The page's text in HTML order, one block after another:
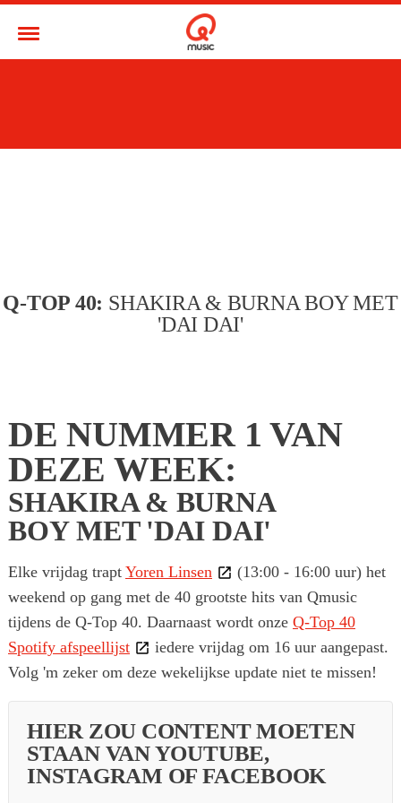
Q-TOP 40: SHAKIRA & BURNA BOY MET
'DAI DAI'
DE NUMMER 1 VAN
DEZE WEEK:
SHAKIRA & BURNA
BOY MET 'DAI DAI'
Elke vrijdag traptYoren Linsen
(13:00 - 16:00 uur) het
weekend op gang met de 40 grootste hits van Qmusic
tijdens de Q-Top 40. Daarnaast wordt onze Q-Top 40
Spotify afspeellijst
iedere vrijdag om 16 uur aangepast.
Volg 'm zeker om deze wekelijkse update niet te missen!
HIER ZOU CONTENT MOETEN
STAAN VAN YOUTUBE,
INSTAGRAM OF FACEBOOK